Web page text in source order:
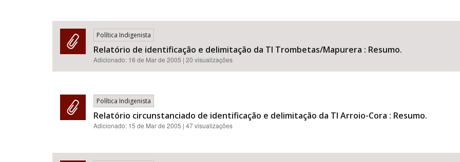
Política Indigenista
Relatório de identificação e delimitação da TI Trombetas/Mapurera : Resumo.
Adicionado: 16 de Mar de 2005 | 20 visualizações
Política Indigenista
Relatório circunstanciado de identificação e delimitação da TI Arroio-Cora : Resumo.
Adicionado: 15 de Mar de 2005 | 47 visualizações